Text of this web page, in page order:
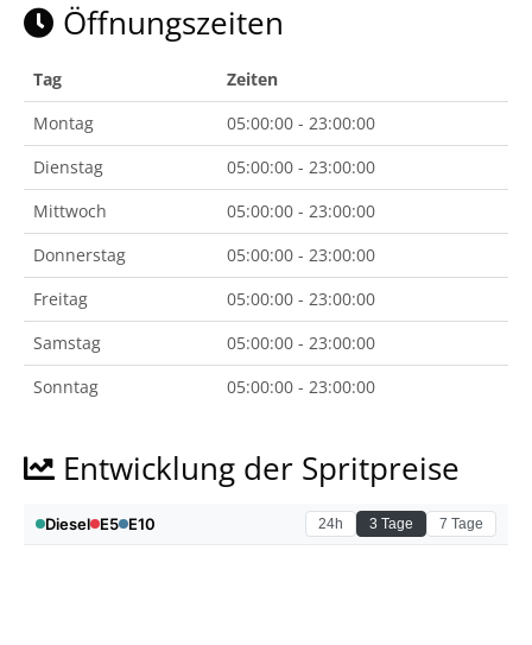
Öffnungszeiten
Tag
Zeiten
Montag
05:00:00 - 23:00:00
Dienstag
05:00:00 - 23:00:00
Mittwoch
05:00:00 - 23:00:00
Donnerstag
05:00:00 - 23:00:00
Freitag
05:00:00 - 23:00:00
Samstag
05:00:00 - 23:00:00
Sonntag
05:00:00 - 23:00:00
Entwicklung der Spritpreise